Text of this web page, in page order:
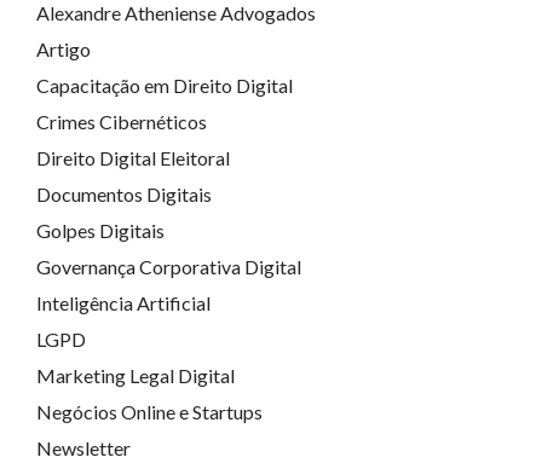
Alexandre Atheniense Advogados
Artigo
Capacitação em Direito Digital
Crimes Cibernéticos
Direito Digital Eleitoral
Documentos Digitais
Golpes Digitais
Governança Corporativa Digital
Inteligência Artificial
LGPD
Marketing Legal Digital
Negócios Online e Startups
Newsletter